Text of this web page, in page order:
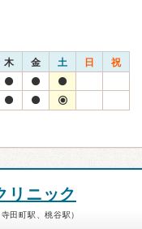
木 金 土 日 祝
リニック
田町駅、桃谷駅）